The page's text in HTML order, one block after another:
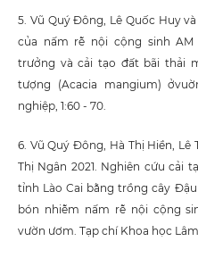
5. Vũ Quý Đông, Lê Quốc Huy
của nấm rễ nội cộng sinh AM
trưởng và cải tạo đất bãi thải
tượng (Acacia mangium)
nghiệp, 1:60 - 70.
6. Vũ Quý Đông, Hà Thị Hiền, Lê
Thị Ngân 2021. Nghiên cứu cải
tỉnh Lào Cai bằng trồng cây
bón nhiễm nấm rễ nội cộng
vườn ươm. Tạp chí Khoa học Lâm